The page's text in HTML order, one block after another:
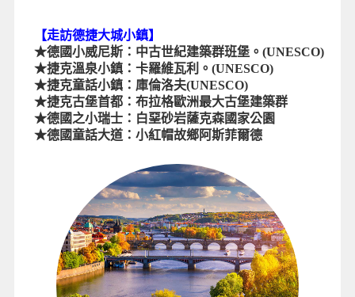
【走訪德捷大城小鎮】
★德國小威尼斯：中古世紀建築群班堡。(UNESCO)
★捷克溫泉小鎮：卡羅維瓦利。(UNESCO)
★捷克童話小鎮：庫倫洛夫(UNESCO)
★捷克古堡首都：布拉格歐洲最大古堡建築群
★德國之小瑞士：白堊砂岩薩克森國家公園
★德國童話大道：小紅帽故鄉阿斯菲爾德